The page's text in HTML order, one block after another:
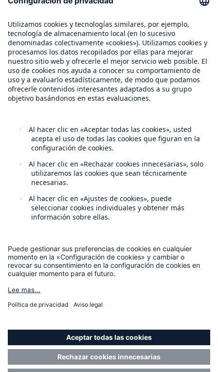
Media Relations
About Munich Re
Munich Re Worldwide
Contact
Privacy
Legal Notice
Sitemap
Imprint
Munich Re’s Statement on the UK Modern Slavery Act